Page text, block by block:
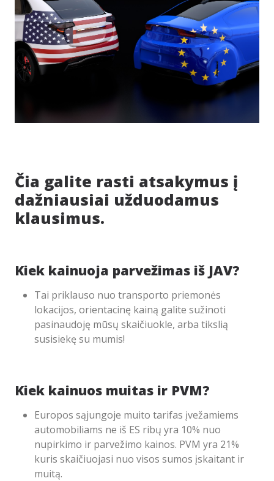
Čia galite rasti atsakymus į
dažniausiai užduodamus
klausimus.
Kiek kainuoja parvežimas iš JAV?
Tai priklauso nuo transporto priemonės
lokacijos, orientacinę kainą galite sužinoti
pasinaudoję mūsų skaičiuokle, arba tikslią
susisiekę su mumis!
Kiek kainuos muitas ir PVM?
Europos sąjungoje muito tarifas įvežamiems
automobiliams ne iš ES ribų yra 10% nuo
nupirkimo ir parvežimo kainos. PVM yra 21%
kuris skaičiuojasi nuo visos sumos įskaitant ir
muitą.